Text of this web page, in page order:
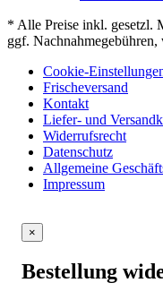
* Alle Preise inkl. gesetzl.
ggf. Nachnahmegebühren,
Cookie-
Frischeversand
Kontakt
Liefer- und
Widerrufsrecht
Datenschutz
Allgemeine
Impressum
×
Bestellung